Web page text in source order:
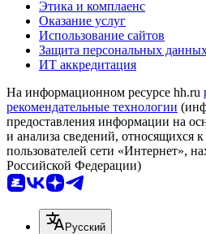
Этика и комплаенс
Оказание услуг
Использование сайтов
Защита персональных
ИТ аккредитация
На информационном ресурсе hh.ru
рекомендательные технологии
предоставления информации на
и анализа сведений, относящихся
пользователей сети «Интернет»,
Российской Федерации)
Русский